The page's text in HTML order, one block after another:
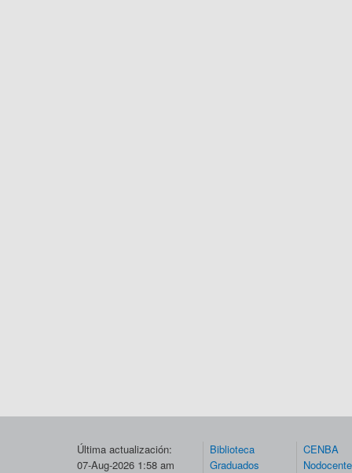
Última actualización:
07-Aug-2026 1:58 am
Biblioteca
Graduados
CENBA